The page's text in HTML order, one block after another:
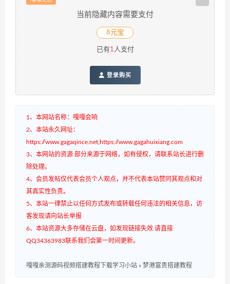
当前隐藏内容需要支付
8元宝
已有1人支付
登录购买
1、本网站名称：嘎嘎会响
2、本站永久网址：
https://www.gagaqince.net,https://www.gagahuixiang.com
3、本网站的资源 部分来源于网络，如有侵权，请联系站长进行删
除处理。
4、会员发帖仅代表会员个人观点，并不代表本站赞同其观点和对
其真实性负责。
5、本站一律禁止以任何方式发布或转载任何违法的相关信息，访
客发现请向站长举报
6、本站资源大多存储在云盘，如发现链接失效 请直接
QQ34363983联系我们会第一时间更新。
嘎嘎亲测源码视频搭建教程下载学习小站 » 梦港富贵搭建教程